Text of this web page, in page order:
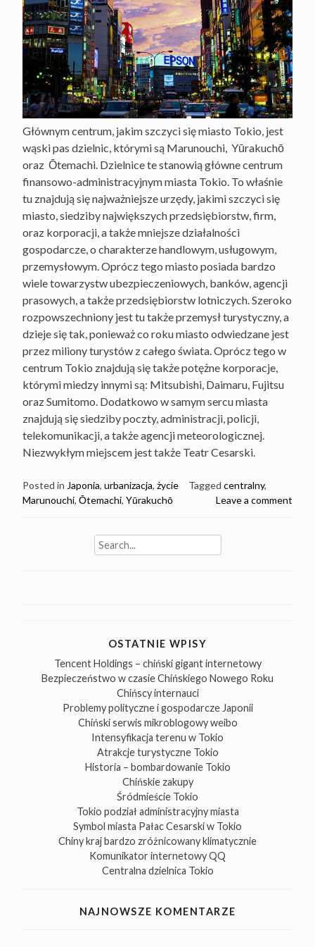
Głównym centrum, jakim szczyci się miasto Tokio, jest
wąski pas dzielnic, którymi są Marunouchi, Yūrakuchō
oraz Ōtemachi. Dzielnice te stanowią główne centrum
finansowo-administracyjnym miasta Tokio. To właśnie
tu znajdują się najważniejsze urzędy, jakimi szczyci się
miasto, siedziby największych przedsiębiorstw, firm,
oraz korporacji, a także mniejsze działalności
gospodarcze, o charakterze handlowym, usługowym,
przemysłowym. Oprócz tego miasto posiada bardzo
wiele towarzystw ubezpieczeniowych, banków, agencji
prasowych, a także przedsiębiorstw lotniczych. Szeroko
rozpowszechniony jest tu także przemysł turystyczny, a
dzieje się tak, ponieważ co roku miasto odwiedzane jest
przez miliony turystów z całego świata. Oprócz tego w
centrum Tokio znajdują się także potężne korporacje,
którymi miedzy innymi są: Mitsubishi, Daimaru, Fujitsu
oraz Sumitomo. Dodatkowo w samym sercu miasta
znajdują się siedziby poczty, administracji, policji,
telekomunikacji, a także agencji meteorologicznej.
Niezwykłym miejscem jest także Teatr Cesarski.
Posted in Japonia, urbanizacja, życie Tagged centralny,
Marunouchi, Ōtemachi, Yūrakuchō Leave a comment
Search
for:
OSTATNIE WPISY
Tencent Holdings – chiński gigant internetowy
Bezpieczeństwo w czasie Chińskiego Nowego Roku
Chińscy internauci
Problemy polityczne i gospodarcze Japonii
Chiński serwis mikroblogowy weibo
Intensyfikacja terenu w Tokio
Atrakcje turystyczne Tokio
Historia – bombardowanie Tokio
Chińskie zakupy
Śródmieście Tokio
Tokio podział administracyjny miasta
Symbol miasta Pałac Cesarski w Tokio
Chiny kraj bardzo zróżnicowany klimatycznie
Komunikator internetowy QQ
Centralna dzielnica Tokio
NAJNOWSZE KOMENTARZE